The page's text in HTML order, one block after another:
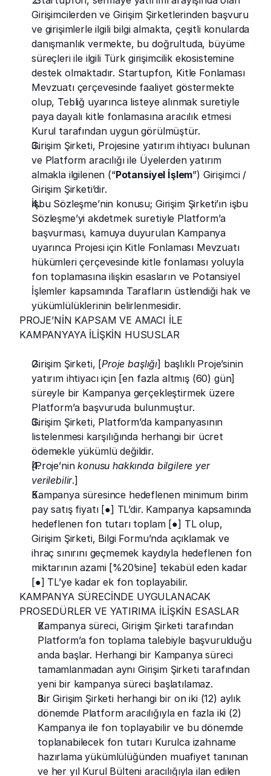
Girişimcilerden ve Girişim Şirketlerinden başvuru
ve girişimlerle ilgili bilgi almakta, çeşitli konularda
danışmanlık vermekte, bu doğrultuda, büyüme
süreçleri ile ilgili Türk girişimcilik ekosistemine
destek olmaktadır. Startupfon, Kitle Fonlaması
Mevzuatı çerçevesinde faaliyet göstermekte
olup, Tebliğ uyarınca listeye alınmak suretiyle
paya dayalı kitle fonlamasına aracılık etmesi
Kurul tarafından uygun görülmüştür.
Girişim Şirketi, Projesine yatırım ihtiyacı bulunan
ve Platform aracılığı ile Üyelerden yatırım
almakla ilgilenen (“Potansiyel İşlem”) Girişimci /
Girişim Şirketi’dir.
İşbu Sözleşme’nin konusu; Girişim Şirketi’ın işbu
Sözleşme’yi akdetmek suretiyle Platform’a
başvurması, kamuya duyurulan Kampanya
uyarınca Projesi için Kitle Fonlaması Mevzuatı
hükümleri çerçevesinde kitle fonlaması yoluyla
fon toplamasına ilişkin esasların ve Potansiyel
İşlemler kapsamında Tarafların üstlendiği hak ve
yükümlülüklerinin belirlenmesidir.
PROJE’NİN KAPSAM VE AMACI İLE
KAMPANYAYA İLİŞKİN HUSUSLAR
Girişim Şirketi, [Proje başlığı] başlıklı Proje’sinin
yatırım ihtiyacı için [en fazla altmış (60) gün]
süreyle bir Kampanya gerçekleştirmek üzere
Platform’a başvuruda bulunmuştur.
Girişim Şirketi, Platform’da kampanyasının
listelenmesi karşılığında herhangi bir ücret
ödemekle yükümlü değildir.
[Proje’nin konusu hakkında bilgilere yer
verilebilir.]
Kampanya süresince hedeflenen minimum birim
pay satış fiyatı [●] TL’dir. Kampanya kapsamında
hedeflenen fon tutarı toplam [●] TL olup,
Girişim Şirketi, Bilgi Formu’nda açıklamak ve
ihraç sınırını geçmemek kaydıyla hedeflenen fon
miktarının azami [%20’sine] tekabül eden kadar
[●] TL’ye kadar ek fon toplayabilir.
KAMPANYA SÜRECİNDE UYGULANACAK
PROSEDÜRLER VE YATIRIMA İLİŞKİN ESASLAR
Kampanya süreci, Girişim Şirketi tarafından
Platform’a fon toplama talebiyle başvurulduğu
anda başlar. Herhangi bir Kampanya süreci
tamamlanmadan aynı Girişim Şirketi tarafından
yeni bir kampanya süreci başlatılamaz.
Bir Girişim Şirketi herhangi bir on iki (12) aylık
dönemde Platform aracılığıyla en fazla iki (2)
Kampanya ile fon toplayabilir ve bu dönemde
toplanabilecek fon tutarı Kurulca izahname
hazırlama yükümlülüğünden muafiyet tanınan
ve her yıl Kurul Bülteni aracılığıyla ilan edilen